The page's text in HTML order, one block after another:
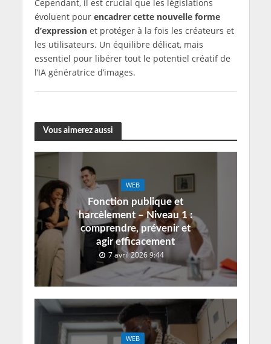
Cependant, il est crucial que les législations
évoluent pour encadrer cette nouvelle forme
d’expression et protéger à la fois les créateurs et
les utilisateurs. Un équilibre délicat, mais
essentiel pour libérer tout le potentiel créatif de
l’IA génératrice d’images.
Vous aimerez aussi
WEB
Fonction publique et
harcèlement – Niveau 1 :
comprendre, prévenir et
agir efficacement
7 avril 2026 9:44
WEB